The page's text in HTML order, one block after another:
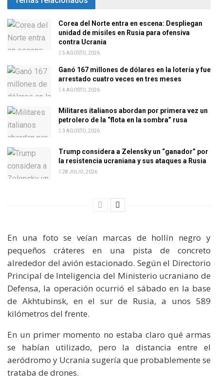
Corea del Norte entra en escena: Despliegan
unidad de misiles en Rusia para ofensiva
contra Ucrania
5 AGOSTO, 2026
Ganó 167 millones de dólares en la lotería y fue
arrestado cuatro veces en tres meses
4 AGOSTO, 2026
Militares italianos abordan por primera vez un
petrolero de la “flota en la sombra” rusa
3 AGOSTO, 2026
Trump considera a Zelensky un “ganador” por
la resistencia ucraniana y sus ataques a Rusia
28 JULIO, 2026
En una foto se veían marcas de hollín negro y
pequeños cráteres en una pista de concreto
alrededor del avión estacionado. Según el Directorio
Principal de Inteligencia del Ministerio ucraniano de
Defensa, la operación ocurrió el sábado en la base
de Akhtubinsk, en el sur de Rusia, a unos 589
kilómetros del frente.
En un primer momento no estaba claro qué armas
se habían utilizado, pero la distancia entre el
aeródromo y Ucrania sugería que probablemente se
trataba de drones.